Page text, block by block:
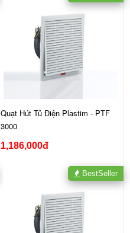
Quạt Hút Tủ Điện Plastim - PTF
3000
1,186,000đ
BestSeller